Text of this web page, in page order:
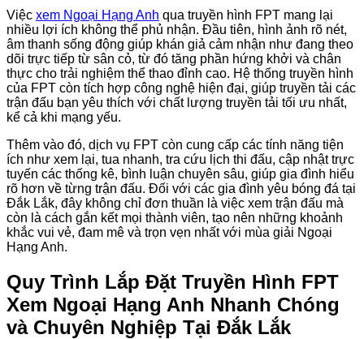
Việc xem Ngoại Hạng Anh qua truyền hình FPT mang lại
nhiều lợi ích không thể phủ nhận. Đầu tiên, hình ảnh rõ nét,
âm thanh sống động giúp khán giả cảm nhận như đang theo
dõi trực tiếp từ sân cỏ, từ đó tăng phần hứng khởi và chân
thực cho trải nghiệm thể thao đỉnh cao. Hệ thống truyền hình
của FPT còn tích hợp công nghệ hiện đại, giúp truyền tải các
trận đấu bạn yêu thích với chất lượng truyền tải tối ưu nhất,
kể cả khi mạng yếu.
Thêm vào đó, dịch vụ FPT còn cung cấp các tính năng tiện
ích như xem lại, tua nhanh, tra cứu lịch thi đấu, cập nhật trực
tuyến các thống kê, bình luận chuyên sâu, giúp gia đình hiểu
rõ hơn về từng trận đấu. Đối với các gia đình yêu bóng đá tại
Đắk Lắk, đây không chỉ đơn thuần là việc xem trận đấu mà
còn là cách gắn kết mọi thành viên, tạo nên những khoảnh
khắc vui vẻ, đam mê và trọn vẹn nhất với mùa giải Ngoại
Hạng Anh.
Quy Trình Lắp Đặt Truyền Hình FPT
Xem Ngoại Hạng Anh Nhanh Chóng
và Chuyên Nghiệp Tại Đắk Lắk